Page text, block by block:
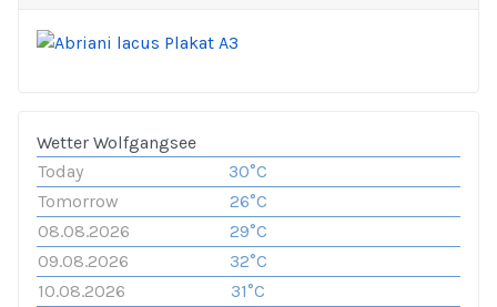
Wetter Wolfgangsee
Today
30°C
Tomorrow
26°C
08.08.2026
29°C
09.08.2026
32°C
10.08.2026
31°C